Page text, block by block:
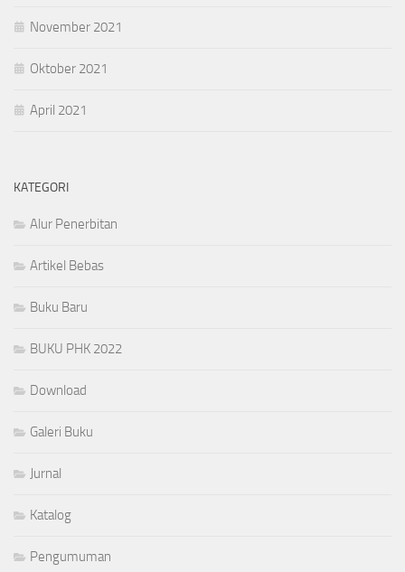
November 2021
Oktober 2021
April 2021
KATEGORI
Alur Penerbitan
Artikel Bebas
Buku Baru
BUKU PHK 2022
Download
Galeri Buku
Jurnal
Katalog
Pengumuman